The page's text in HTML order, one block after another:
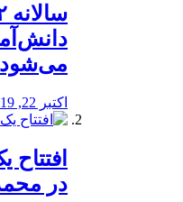
می‌شود
اکتبر 22, 2019
در